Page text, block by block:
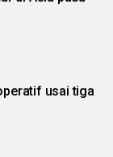
usai tiga